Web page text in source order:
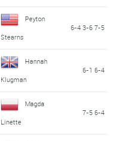
Peyton
Stearns
6-4 3-6 7-5
Hannah
Klugman
6-1 6-4
Magda
Linette
7-5 6-4